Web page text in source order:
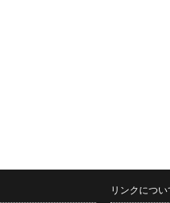
リンクについ